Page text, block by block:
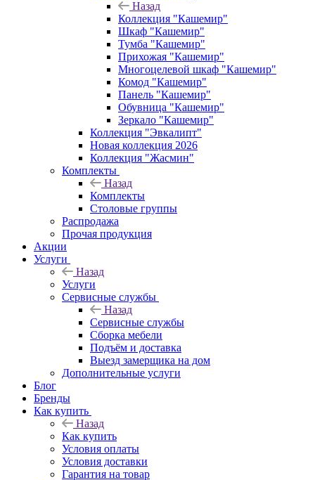
Назад
Коллекция "Кашемир"
Шкаф "Кашемир"
Тумба "Кашемир"
Прихожая "Кашемир"
Многоцелевой шкаф "Кашемир"
Комод "Кашемир"
Панель "Кашемир"
Обувница "Кашемир"
Зеркало "Кашемир"
Коллекция "Эвкалипт"
Новая коллекция 2026
Коллекция "Жасмин"
Комплекты
Назад
Комплекты
Столовые группы
Распродажа
Прочая продукция
Акции
Услуги
Назад
Услуги
Сервисные службы
Назад
Сервисные службы
Сборка мебели
Подъём и доставка
Выезд замерщика на дом
Дополнительные услуги
Блог
Бренды
Как купить
Назад
Как купить
Условия оплаты
Условия доставки
Гарантия на товар